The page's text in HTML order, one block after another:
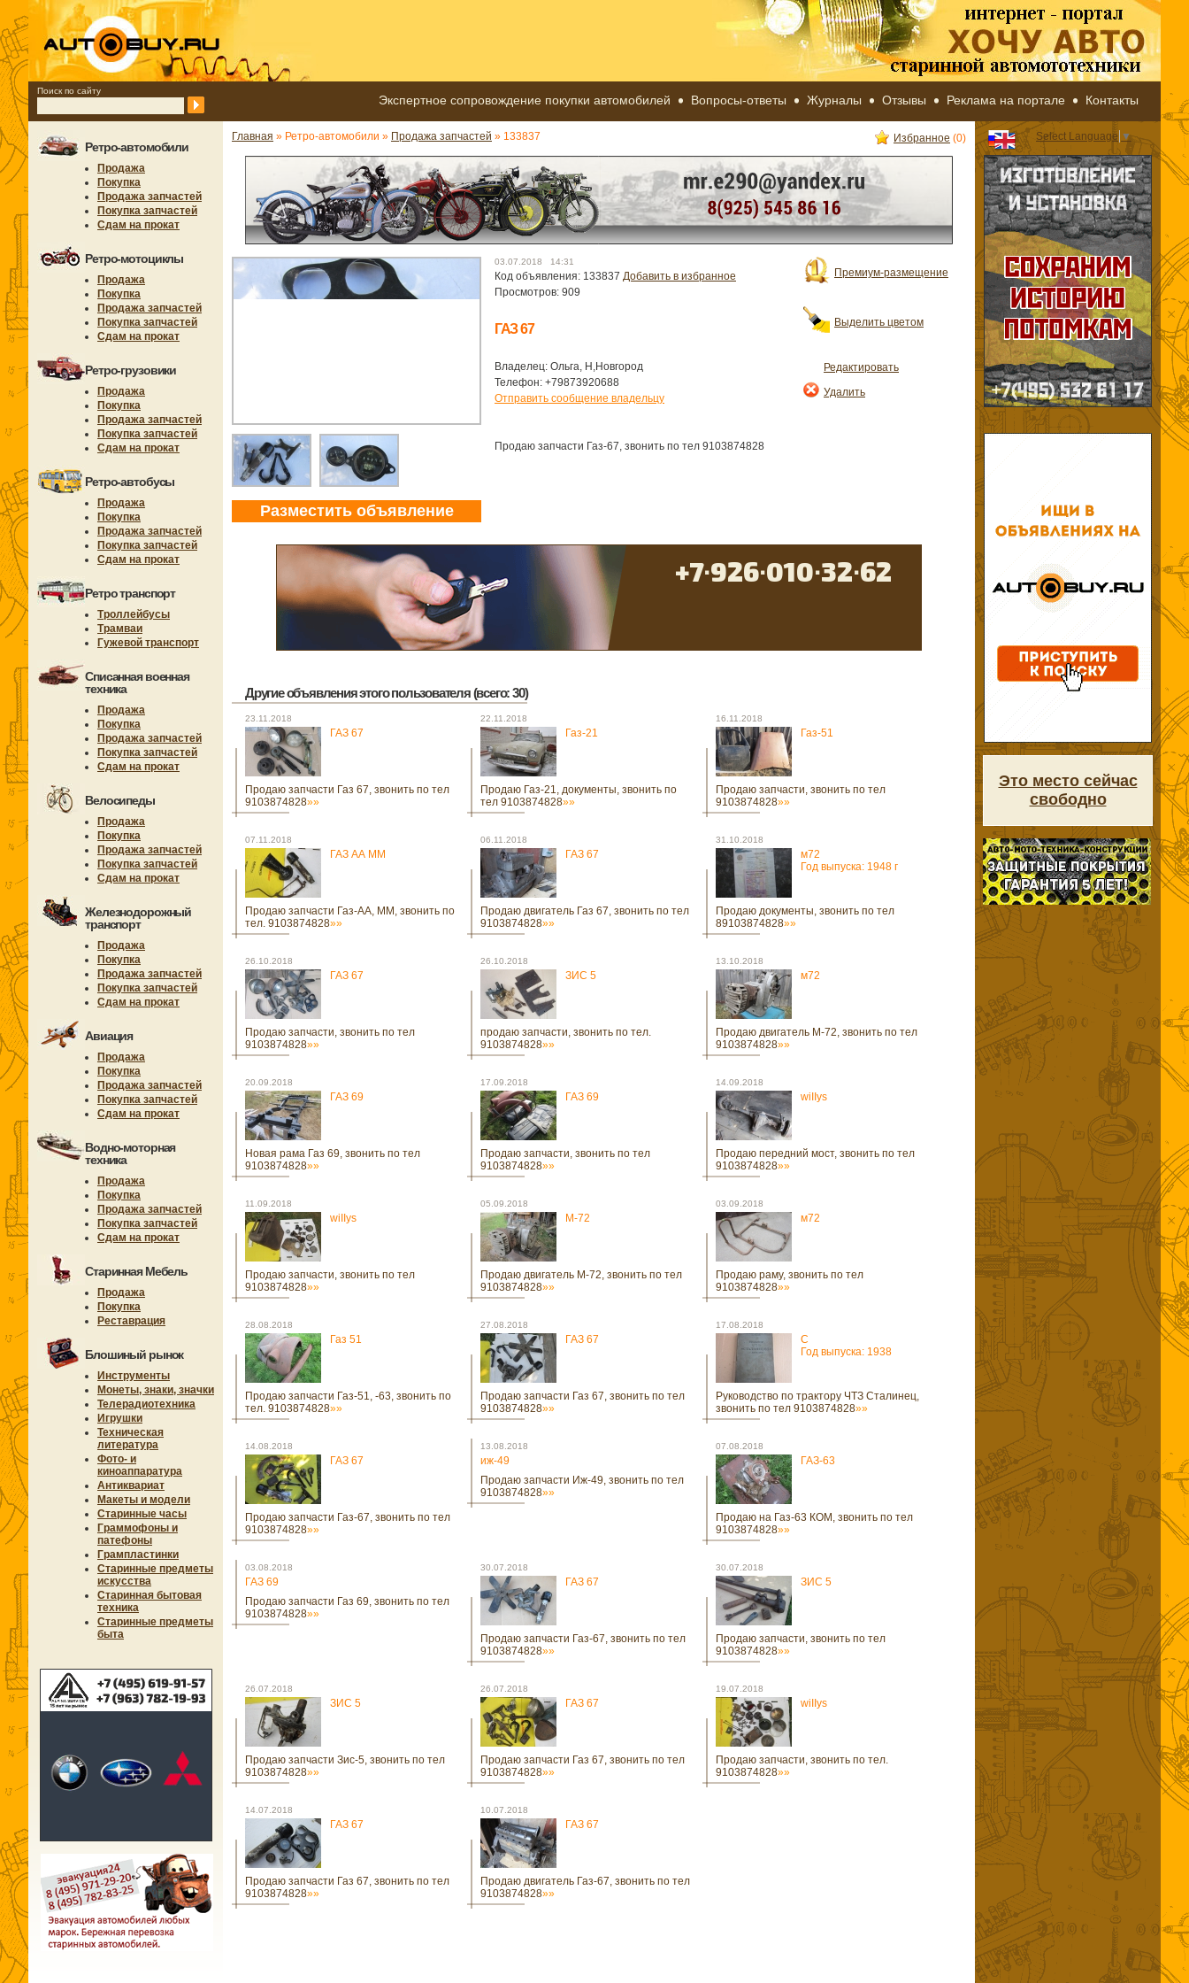
Поиск по сайту
Экспертное сопровождение покупки автомобилей Вопросы-ответы Журналы Отзывы Реклама на портале Контакты
Ретро-автомобили
Продажа
Покупка
Продажа запчастей
Покупка запчастей
Сдам на прокат
Ретро-мотоциклы
Продажа
Покупка
Продажа запчастей
Покупка запчастей
Сдам на прокат
Ретро-грузовики
Продажа
Покупка
Продажа запчастей
Покупка запчастей
Сдам на прокат
Ретро-автобусы
Продажа
Покупка
Продажа запчастей
Покупка запчастей
Сдам на прокат
Ретро транспорт
Троллейбусы
Трамваи
Гужевой транспорт
Списанная военная
техника
Продажа
Покупка
Продажа запчастей
Покупка запчастей
Сдам на прокат
Велосипеды
Продажа
Покупка
Продажа запчастей
Покупка запчастей
Сдам на прокат
Железнодорожный
транспорт
Продажа
Покупка
Продажа запчастей
Покупка запчастей
Сдам на прокат
Авиация
Продажа
Покупка
Продажа запчастей
Покупка запчастей
Сдам на прокат
Водно-моторная
техника
Продажа
Покупка
Продажа запчастей
Покупка запчастей
Сдам на прокат
Старинная Мебель
Продажа
Покупка
Реставрация
Блошиный рынок
Инструменты
Монеты, знаки, значки
Телерадиотехника
Игрушки
Техническая
литература
Фото- и
киноаппаратура
Антиквариат
Макеты и модели
Старинные часы
Граммофоны и
патефоны
Грампластинки
Старинные предметы
искусства
Старинная бытовая
техника
Старинные предметы
быта
Главная » Ретро-автомобили » Продажа запчастей » 133837 Избранное (0)
Разместить объявление
Премиум-размещение
Выделить цветом
Редактировать
Удалить
03.07.2018 14:31
Код объявления: 133837 Добавить в избранное
Просмотров: 909
ГАЗ 67
Владелец: Ольга, Н,Новгород
Телефон: +79873920688
Отправить сообщение владельцу
Продаю запчасти Газ-67, звонить по тел 9103874828
Другие объявления этого пользователя (всего: 30)
23.11.2018
ГАЗ 67
Продаю запчасти Газ 67, звонить по тел
9103874828»»
22.11.2018
Газ-21
Продаю Газ-21, документы, звонить по
тел 9103874828»»
16.11.2018
Газ-51
Продаю запчасти, звонить по тел
9103874828»»
07.11.2018
ГАЗ АА ММ
Продаю запчасти Газ-АА, ММ, звонить по
тел. 9103874828»»
06.11.2018
ГАЗ 67
Продаю двигатель Газ 67, звонить по тел
9103874828»»
31.10.2018
м72
Год выпуска: 1948 г
Продаю документы, звонить по тел
89103874828»»
26.10.2018
ГАЗ 67
Продаю запчасти, звонить по тел
9103874828»»
26.10.2018
ЗИС 5
продаю запчасти, звонить по тел.
9103874828»»
13.10.2018
м72
Продаю двигатель М-72, звонить по тел
9103874828»»
20.09.2018
ГАЗ 69
Новая рама Газ 69, звонить по тел
9103874828»»
17.09.2018
ГАЗ 69
Продаю запчасти, звонить по тел
9103874828»»
14.09.2018
wiIIys
Продаю передний мост, звонить по тел
9103874828»»
11.09.2018
wiIIys
Продаю запчасти, звонить по тел
9103874828»»
05.09.2018
М-72
Продаю двигатель М-72, звонить по тел
9103874828»»
03.09.2018
м72
Продаю раму, звонить по тел
9103874828»»
28.08.2018
Газ 51
Продаю запчасти Газ-51, -63, звонить по
тел. 9103874828»»
27.08.2018
ГАЗ 67
Продаю запчасти Газ 67, звонить по тел
9103874828»»
17.08.2018
С
Год выпуска: 1938
Руководство по трактору ЧТЗ Сталинец,
звонить по тел 9103874828»»
14.08.2018
ГАЗ 67
Продаю запчасти Газ-67, звонить по тел
9103874828»»
13.08.2018
иж-49
Продаю запчасти Иж-49, звонить по тел
9103874828»»
07.08.2018
ГАЗ-63
Продаю на Газ-63 КОМ, звонить по тел
9103874828»»
03.08.2018
ГАЗ 69
Продаю запчасти Газ 69, звонить по тел
9103874828»»
30.07.2018
ГАЗ 67
Продаю запчасти Газ-67, звонить по тел
9103874828»»
30.07.2018
ЗИС 5
Продаю запчасти, звонить по тел
9103874828»»
26.07.2018
ЗИС 5
Продаю запчасти Зис-5, звонить по тел
9103874828»»
26.07.2018
ГАЗ 67
Продаю запчасти Газ 67, звонить по тел
9103874828»»
19.07.2018
wiIIys
Продаю запчасти, звонить по тел.
9103874828»»
14.07.2018
ГАЗ 67
Продаю запчасти Газ 67, звонить по тел
9103874828»»
10.07.2018
ГАЗ 67
Продаю двигатель Газ-67, звонить по тел
9103874828»»
Select Language ▼
Это место сейчас
свободно